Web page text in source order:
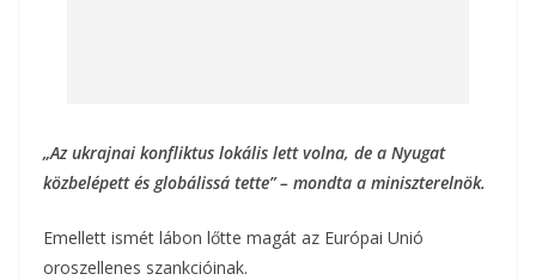
„Az ukrajnai konfliktus lokális lett volna, de a Nyugat
közbelépett és globálissá tette” – mondta a miniszterelnök.
Emellett ismét lábon lőtte magát az Európai Unió
oroszellenes szankcióinak.